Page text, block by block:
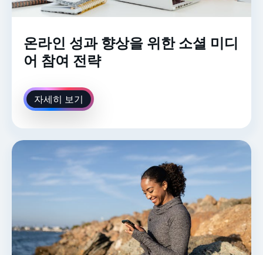
온라인 성과 향상을 위한 소셜 미디
어 참여 전략
자세히 보기